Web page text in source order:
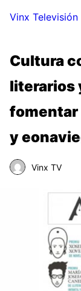
Vinx Televisión
Cultura
literarios
fomentar
y
Vinx TV